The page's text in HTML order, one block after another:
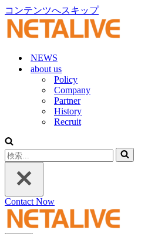
コンテンツへスキップ
NEWS
about us
Policy
Company
Partner
History
Recruit
検
索...
Contact Now